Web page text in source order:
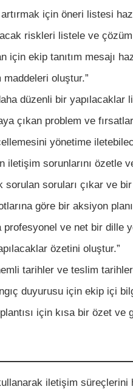
artırmak için öneri listesi
riskleri listele ve
için ekip tanıtım mesajı
maddeleri oluştur.”
düzenli bir yapılacaklar
çıkan problem ve
yönetime
iletişim sorunlarını özetle
sorulan soruları çıkar ve
göre bir aksiyon
profesyonel ve net bir dille
özetini oluştur.”
tarihler ve teslim
duyurusu için ekip içi
için kısa bir özet ve
iletişim süreçlerini